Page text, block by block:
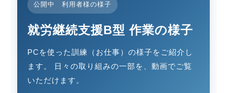
公開中 利用者様の様子
就労継続支援B型 作業の様子
PCを使った訓練（お仕事）の様子をご紹介し
ます。 日々の取り組みの一部を、動画でご覧
いただけます。